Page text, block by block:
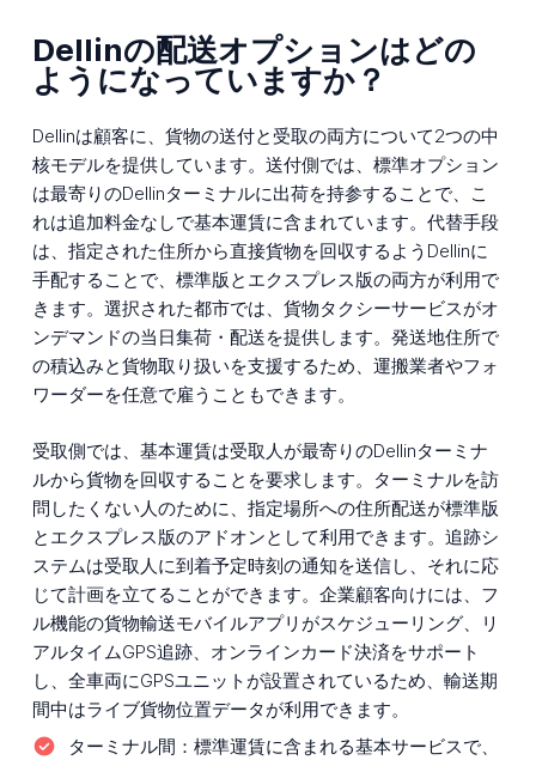
Dellinの配送オプションはどの
ようになっていますか？
Dellinは顧客に、貨物の送付と受取の両方について2つの中
核モデルを提供しています。送付側では、標準オプション
は最寄りのDellinターミナルに出荷を持参することで、こ
れは追加料金なしで基本運賃に含まれています。代替手段
は、指定された住所から直接貨物を回収するようDellinに
手配することで、標準版とエクスプレス版の両方が利用で
きます。選択された都市では、貨物タクシーサービスがオ
ンデマンドの当日集荷・配送を提供します。発送地住所で
の積込みと貨物取り扱いを支援するため、運搬業者やフォ
ワーダーを任意で雇うこともできます。
受取側では、基本運賃は受取人が最寄りのDellinターミナ
ルから貨物を回収することを要求します。ターミナルを訪
問したくない人のために、指定場所への住所配送が標準版
とエクスプレス版のアドオンとして利用できます。追跡シ
ステムは受取人に到着予定時刻の通知を送信し、それに応
じて計画を立てることができます。企業顧客向けには、フ
ル機能の貨物輸送モバイルアプリがスケジューリング、リ
アルタイムGPS追跡、オンラインカード決済をサポート
し、全車両にGPSユニットが設置されているため、輸送期
間中はライブ貨物位置データが利用できます。
ターミナル間： 標準運賃に含まれる基本サービスで、